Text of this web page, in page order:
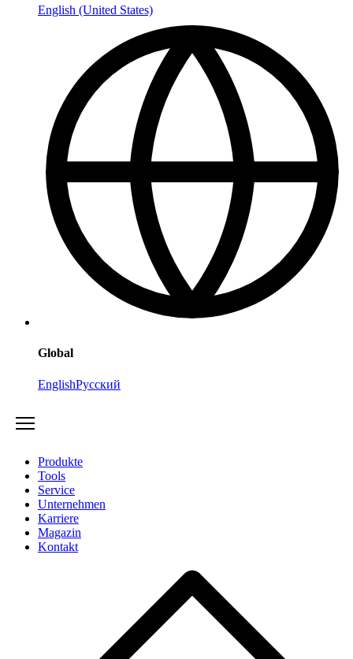
English (United States)
Global
EnglishРусский
Produkte
Tools
Service
Unternehmen
Karriere
Magazin
Kontakt